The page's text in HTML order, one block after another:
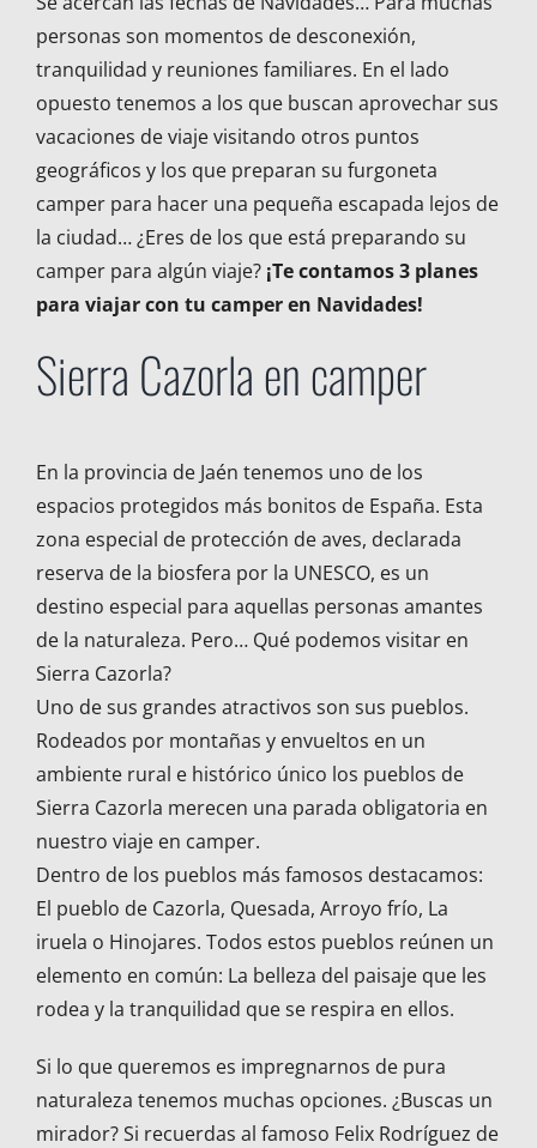
personas son momentos de desconexión,
tranquilidad y reuniones familiares. En el lado
opuesto tenemos a los que buscan aprovechar sus
vacaciones de viaje visitando otros puntos
geográficos y los que preparan su furgoneta
camper para hacer una pequeña escapada lejos de
la ciudad… ¿Eres de los que está preparando su
camper para algún viaje? ¡Te contamos 3 planes
para viajar con tu camper en Navidades!
Sierra Cazorla en camper
En la provincia de Jaén tenemos uno de los
espacios protegidos más bonitos de España. Esta
zona especial de protección de aves, declarada
reserva de la biosfera por la UNESCO, es un
destino especial para aquellas personas amantes
de la naturaleza. Pero… Qué podemos visitar en
Sierra Cazorla?
Uno de sus grandes atractivos son sus pueblos.
Rodeados por montañas y envueltos en un
ambiente rural e histórico único los pueblos de
Sierra Cazorla merecen una parada obligatoria en
nuestro viaje en camper.
Dentro de los pueblos más famosos destacamos:
El pueblo de Cazorla, Quesada, Arroyo frío, La
iruela o Hinojares. Todos estos pueblos reúnen un
elemento en común: La belleza del paisaje que les
rodea y la tranquilidad que se respira en ellos.
Si lo que queremos es impregnarnos de pura
naturaleza tenemos muchas opciones. ¿Buscas un
mirador? Si recuerdas al famoso Felix Rodríguez de